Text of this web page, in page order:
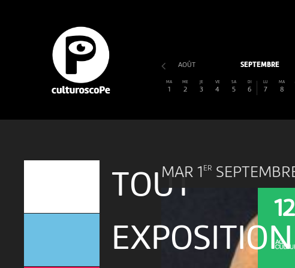
AOÛT SEPTEMBRE
MA
1
ME
2
JE
3
VE
4
SA
5
DI
6
LU
7
MA
8
TOUT
EXPOSITION
MAR 1 ER